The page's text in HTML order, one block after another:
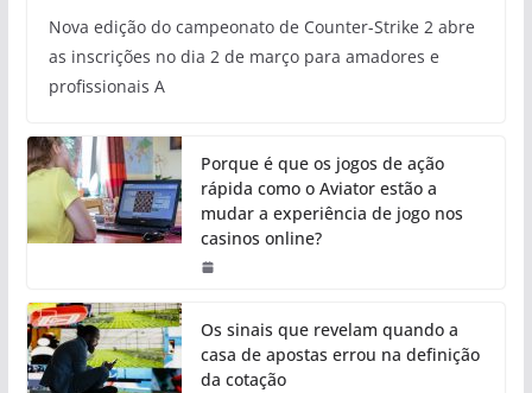
Nova edição do campeonato de Counter-Strike 2 abre
as inscrições no dia 2 de março para amadores e
profissionais A
Porque é que os jogos de ação
rápida como o Aviator estão a
mudar a experiência de jogo nos
casinos online?
Os sinais que revelam quando a
casa de apostas errou na definição
da cotação